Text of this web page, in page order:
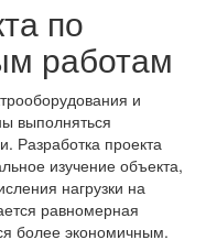
по
работам
и
выполняться
Разработка проекта
изучение объекта,
нагрузки на
равномерная
более экономичным.